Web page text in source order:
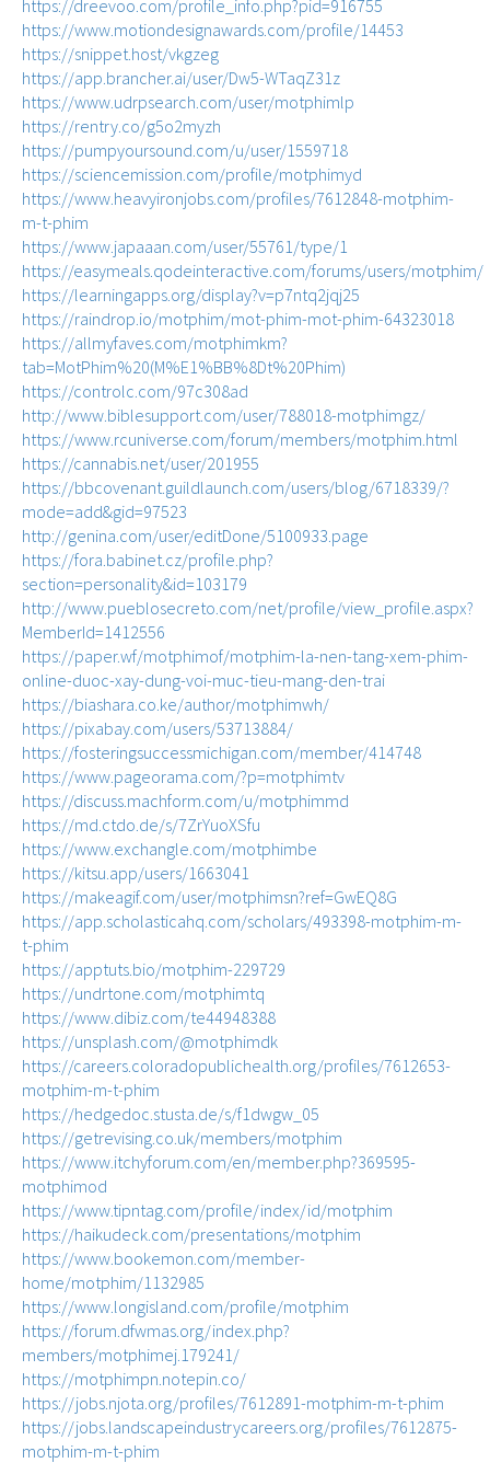
https://dreevoo.com/profile_info.php?pid=916755
https://www.motiondesignawards.com/profile/14453
https://snippet.host/vkgzeg
https://app.brancher.ai/user/Dw5-WTaqZ31z
https://www.udrpsearch.com/user/motphimlp
https://rentry.co/g5o2myzh
https://pumpyoursound.com/u/user/1559718
https://sciencemission.com/profile/motphimyd
https://www.heavyironjobs.com/profiles/7612848-motphim-
m-t-phim
https://www.japaaan.com/user/55761/type/1
https://easymeals.qodeinteractive.com/forums/users/motphim/
https://learningapps.org/display?v=p7ntq2jqj25
https://raindrop.io/motphim/mot-phim-mot-phim-64323018
https://allmyfaves.com/motphimkm?
tab=MotPhim%20(M%E1%BB%8Dt%20Phim)
https://controlc.com/97c308ad
http://www.biblesupport.com/user/788018-motphimgz/
https://www.rcuniverse.com/forum/members/motphim.html
https://cannabis.net/user/201955
https://bbcovenant.guildlaunch.com/users/blog/6718339/?
mode=add&gid=97523
http://genina.com/user/editDone/5100933.page
https://fora.babinet.cz/profile.php?
section=personality&id=103179
http://www.pueblosecreto.com/net/profile/view_profile.aspx?
MemberId=1412556
https://paper.wf/motphimof/motphim-la-nen-tang-xem-phim-
online-duoc-xay-dung-voi-muc-tieu-mang-den-trai
https://biashara.co.ke/author/motphimwh/
https://pixabay.com/users/53713884/
https://fosteringsuccessmichigan.com/member/414748
https://www.pageorama.com/?p=motphimtv
https://discuss.machform.com/u/motphimmd
https://md.ctdo.de/s/7ZrYuoXSfu
https://www.exchangle.com/motphimbe
https://kitsu.app/users/1663041
https://makeagif.com/user/motphimsn?ref=GwEQ8G
https://app.scholasticahq.com/scholars/493398-motphim-m-
t-phim
https://apptuts.bio/motphim-229729
https://undrtone.com/motphimtq
https://www.dibiz.com/te44948388
https://unsplash.com/@motphimdk
https://careers.coloradopublichealth.org/profiles/7612653-
motphim-m-t-phim
https://hedgedoc.stusta.de/s/f1dwgw_05
https://getrevising.co.uk/members/motphim
https://www.itchyforum.com/en/member.php?369595-
motphimod
https://www.tipntag.com/profile/index/id/motphim
https://haikudeck.com/presentations/motphim
https://www.bookemon.com/member-
home/motphim/1132985
https://www.longisland.com/profile/motphim
https://forum.dfwmas.org/index.php?
members/motphimej.179241/
https://motphimpn.notepin.co/
https://jobs.njota.org/profiles/7612891-motphim-m-t-phim
https://jobs.landscapeindustrycareers.org/profiles/7612875-
motphim-m-t-phim